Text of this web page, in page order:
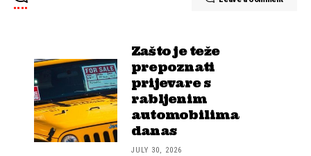
Zašto je teže
prepoznati
prijevare s
rabljenim
automobilima
danas
JULY 30, 2026